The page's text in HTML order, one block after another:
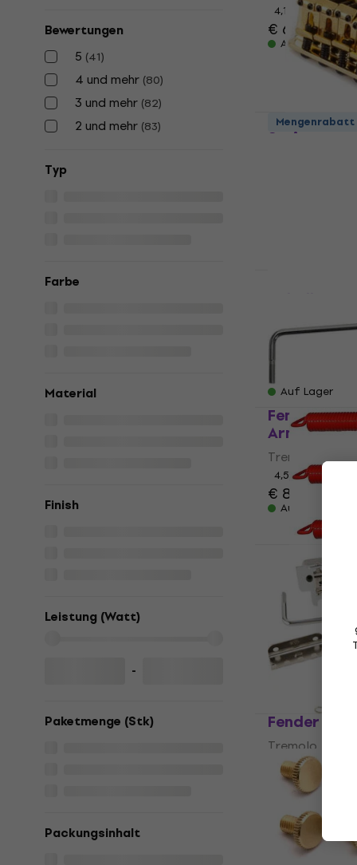
Bewertungen
5 (41)
4 und mehr (80)
3 und mehr (82)
2 und mehr (83)
Typ
Farbe
Material
Finish
Leistung (Watt)
-
Paketmenge (Stk)
Packungsinhalt
4,1
€ 6,99
Auf Lager
Fender
Series
Mengenrabatt
Schaller
42 10 R2
Tremolo
€ 229
Auf Lager
Fender
Arm Tip
Tremolo
4,5 /5
€ 8,50
Auf Lager
Floyd Rose
Tremolo
4,7
€ 26
Auf Lager
Fender
Tremolo
4,6/5
€ 67,83mit
€ 79,90
Auf Lager